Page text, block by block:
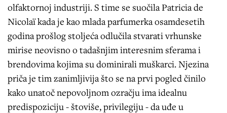
olfaktornoj industriji. S time se suočila Patricia de
Nicolaï kada je kao mlada parfumerka osamdesetih
godina prošlog stoljeća odlučila stvarati vrhunske
mirise neovisno o tadašnjim interesnim sferama i
brendovima kojima su dominirali muškarci. Njezina
priča je tim zanimljivija što se na prvi pogled činilo
kako unatoč nepovoljnom ozračju ima idealnu
predispoziciju - štoviše, privilegiju - da uđe u